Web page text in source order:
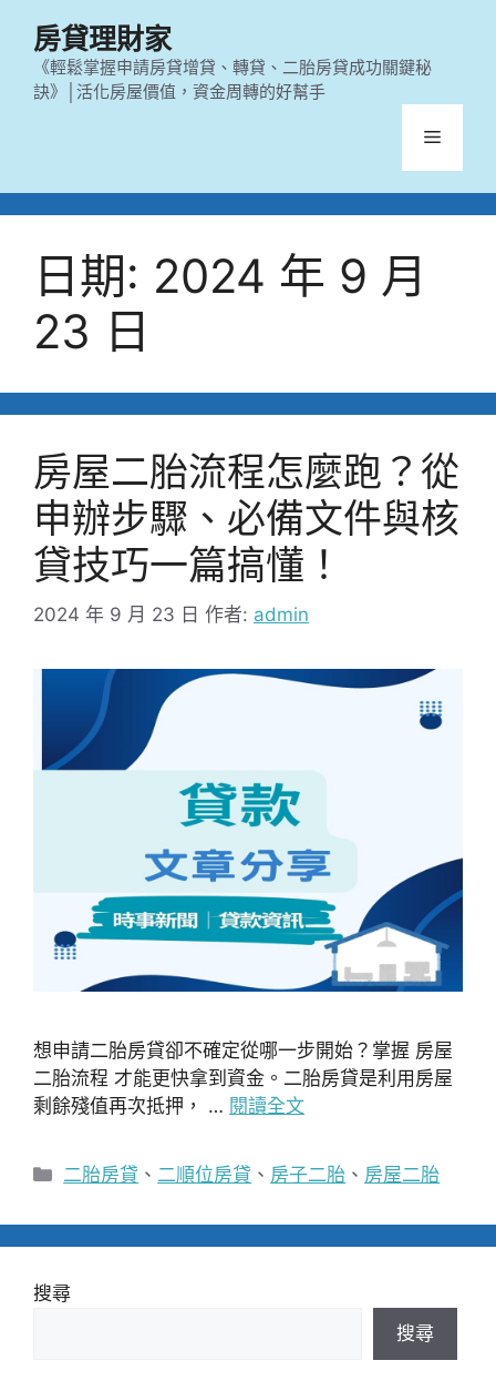
房貸理財家
《輕鬆掌握申請房貸增貸、轉貸、二胎房貸成功關鍵秘
訣》│活化房屋價值，資金周轉的好幫手
選
日期: 2024 年 9 月
23 日
房屋二胎流程怎麼跑？從
申辦步驟、必備文件與核
貸技巧一篇搞懂！
2024 年 9 月 23 日 作者: admin
想申請二胎房貸卻不確定從哪一步開始？掌握 房屋
二胎流程 才能更快拿到資金。二胎房貸是利用房屋
剩餘殘值再次抵押， … 閱讀全文
分
二胎房貸 、 二順位房貸 、 房子二胎 、 房屋二胎
搜尋
搜尋